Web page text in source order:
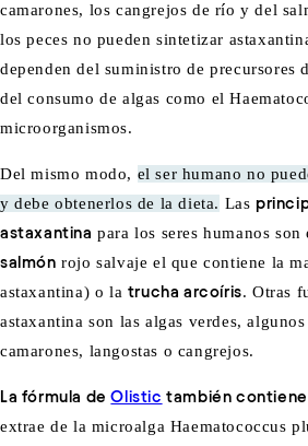
camarones, los cangrejos de río y del
los peces no pueden sintetizar
dependen del suministro de precursores
del consumo de algas como el
microorganismos.
Del mismo modo, el ser humano no
y debe obtenerlos de la dieta. Las
astaxantina para los seres humanos
salmón rojo salvaje el que contiene la
astaxantina) o la trucha arcoíris. Otras
astaxantina son las algas verdes,
camarones, langostas o cangrejos.
La fórmula deOlistic también
extrae de la microalga Haematococcus